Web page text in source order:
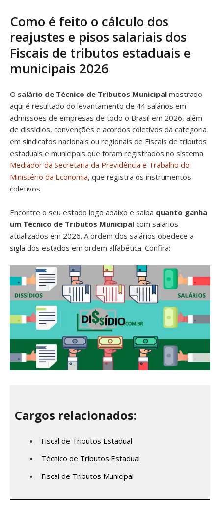
Como é feito o cálculo dos
reajustes e pisos salariais dos
Fiscais de tributos estaduais e
municipais 2026
O salário de Técnico de Tributos Municipal mostrado
aqui é resultado do levantamento de 44 salários em
admissões de empresas de todo o Brasil em 2026, além
de dissídios, convenções e acordos coletivos da categoria
em sindicatos nacionais ou regionais de Fiscais de tributos
estaduais e municipais que foram registrados no sistema
Mediador da Secretaria da Previdência e Trabalho do
Ministério da Economia, que registra os instrumentos
coletivos.
Encontre o seu estado logo abaixo e saiba quanto ganha
um Técnico de Tributos Municipal com salários
atualizados em 2026. A ordem dos salários obedece a
sigla dos estados em ordem alfabética. Confira:
Cargos relacionados:
Fiscal de Tributos Estadual
Técnico de Tributos Estadual
Fiscal de Tributos Municipal